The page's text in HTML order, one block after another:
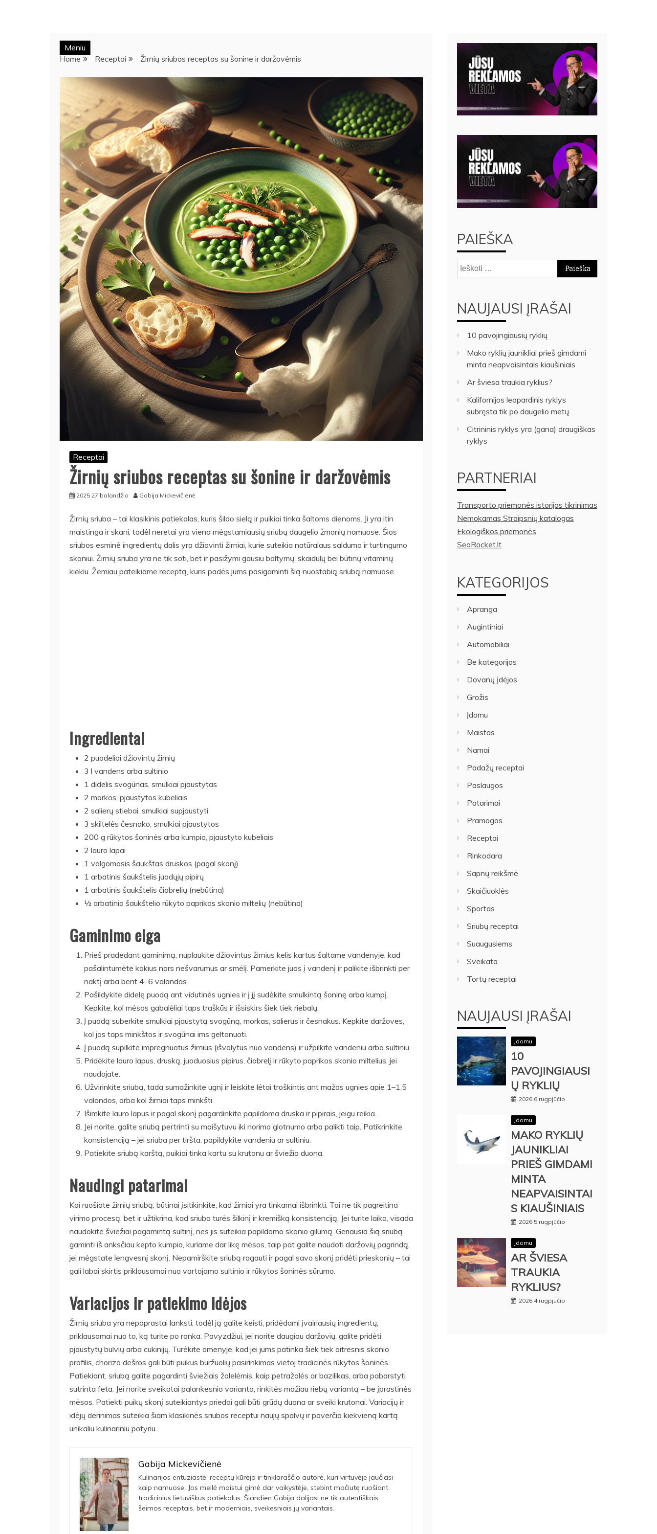
Meniu
Home
Receptai Žirnių sriubos receptas su šonine ir daržovėmis
Receptai
Žirnių sriubos receptas su šonine ir daržovėmis
2025 27 balandžio Gabija Mickevičienė
Žirnių sriuba – tai klasikinis patiekalas, kuris šildo sielą ir puikiai tinka šaltoms dienoms. Ji yra itin
maistinga ir skani, todėl neretai yra viena mėgstamiausių sriubų daugelio žmonių namuose. Šios
sriubos esminė ingredientų dalis yra džiovinti žirniai, kurie suteikia natūralaus saldumo ir turtingumo
skoniui. Žirnių sriuba yra ne tik soti, bet ir pasižymi gausiu baltymų, skaidulų bei būtinų vitaminų
kiekiu. Žemiau pateikiame receptą, kuris padės jums pasigaminti šią nuostabią sriubą namuose.
Ingredientai
2 puodeliai džiovintų žirnių
3 l vandens arba sultinio
1 didelis svogūnas, smulkiai pjaustytas
2 morkos, pjaustytos kubeliais
2 salierų stiebai, smulkiai supjaustyti
3 skiltelės česnako, smulkiai pjaustytos
200 g rūkytos šoninės arba kumpio, pjaustyto kubeliais
2 lauro lapai
1 valgomasis šaukštas druskos (pagal skonį)
1 arbatinis šaukštelis juodųjų pipirų
1 arbatinis šaukštelis čiobrelių (nebūtina)
½ arbatinio šaukštelio rūkyto paprikos skonio miltelių (nebūtina)
Gaminimo eiga
Prieš pradedant gaminimą, nuplaukite džiovintus žirnius kelis kartus šaltame vandenyje, kad
pašalintumėte kokius nors nešvarumus ar smėlį. Pamerkite juos į vandenį ir palikite išbrinkti per
naktį arba bent 4–6 valandas.
Pašildykite didelę puodą ant vidutinės ugnies ir į jį sudėkite smulkintą šoninę arba kumpį.
Kepkite, kol mėsos gabalėliai taps traškūs ir išsiskirs šiek tiek riebalų.
Į puodą suberkite smulkiai pjaustytą svogūną, morkas, salierus ir česnakus. Kepkite daržoves,
kol jos taps minkštos ir svogūnai ims geltonuoti.
Į puodą supilkite impregnuotus žirnius (išvalytus nuo vandens) ir užpilkite vandeniu arba sultiniu.
Pridėkite lauro lapus, druską, juoduosius pipirus, čiobrelį ir rūkyto paprikos skonio miltelius, jei
naudojate.
Užvirinkite sriubą, tada sumažinkite ugnį ir leiskite lėtai troškintis ant mažos ugnies apie 1–1,5
valandos, arba kol žirniai taps minkšti.
Išimkite lauro lapus ir pagal skonį pagardinkite papildoma druska ir pipirais, jeigu reikia.
Jei norite, galite sriubą pertrinti su maišytuvu iki norimo glotnumo arba palikti taip. Patikrinkite
konsistenciją – jei sriuba per tiršta, papildykite vandeniu ar sultiniu.
Patiekite sriubą karštą, puikiai tinka kartu su krutonu ar šviežia duona.
Naudingi patarimai
Kai ruošiate žirnių sriubą, būtinai įsitikinkite, kad žirniai yra tinkamai išbrinkti. Tai ne tik pagreitina
virimo procesą, bet ir užtikrina, kad sriuba turės šilkinį ir kremišką konsistenciją. Jei turite laiko, visada
naudokite šviežiai pagamintą sultinį, nes jis suteikia papildomo skonio gilumą. Geriausia šią sriubą
gaminti iš anksčiau kepto kumpio, kuriame dar likę mėsos, taip pat galite naudoti daržovių pagrindą,
jei mėgstate lengvesnį skonį. Nepamirškite sriubą ragauti ir pagal savo skonį pridėti prieskonių – tai
gali labai skirtis priklausomai nuo vartojamo sultinio ir rūkytos šoninės sūrumo.
Variacijos ir patiekimo idėjos
Žirnių sriuba yra nepaprastai lanksti, todėl ją galite keisti, pridėdami įvairiausių ingredientų,
priklausomai nuo to, ką turite po ranka. Pavyzdžiui, jei norite daugiau daržovių, galite pridėti
pjaustytų bulvių arba cukinijų. Turėkite omenyje, kad jei jums patinka šiek tiek aitresnis skonio
profilis, chorizo dešros gali būti puikus buržuolių pasirinkimas vietoj tradicinės rūkytos šoninės.
Patiekiant, sriubą galite pagardinti šviežiais žolelėmis, kaip petražolės ar bazilikas, arba pabarstyti
sutrinta feta. Jei norite sveikatai palankesnio varianto, rinkitės mažiau riebų variantą – be įprastinės
mėsos. Patiekti puikų skonį suteikiantys priedai gali būti grūdų duona ar sveiki krutonai. Variacijų ir
idėjų derinimas suteikia šiam klasikinės sriubos receptui naujų spalvų ir paverčia kiekvieną kartą
unikaliu kulinariniu potyriu.
Gabija Mickevičienė
Kulinarijos entuziastė, receptų kūrėja ir tinklaraščio autorė, kuri virtuvėje jaučiasi
kaip namuose. Jos meilė maistui gimė dar vaikystėje, stebint močiutę ruošiant
tradicinius lietuviškus patiekalus. Šiandien Gabija dalijasi ne tik autentiškais
šeimos receptais, bet ir moderniais, sveikesniais jų variantais.
PAIEŠKA
Ieškoti:
NAUJAUSI ĮRAŠAI
10 pavojingiausių ryklių
Mako ryklių jaunikliai prieš gimdami
minta neapvaisintais kiaušiniais
Ar šviesa traukia ryklius?
Kalifornijos leopardinis ryklys
subręsta tik po daugelio metų
Citrininis ryklys yra (gana) draugiškas
ryklys
PARTNERIAI
Transporto priemonės istorijos tikrinimas
Nemokamas Straipsnių katalogas
Ekologiškos priemonės
SeoRocket.lt
KATEGORIJOS
Apranga
Augintiniai
Automobiliai
Be kategorijos
Dovanų įdėjos
Grožis
Įdomu
Maistas
Namai
Padažų receptai
Paslaugos
Patarimai
Pramogos
Receptai
Rinkodara
Sapnų reikšmė
Skaičiuoklės
Sportas
Sriubų receptai
Suaugusiems
Sveikata
Tortų receptai
NAUJAUSI ĮRAŠAI
Įdomu
10
PAVOJINGIAUSI
Ų RYKLIŲ
2026 6 rugpjūčio
Įdomu
MAKO RYKLIŲ
JAUNIKLIAI
PRIEŠ GIMDAMI
MINTA
NEAPVAISINTAI
S KIAUŠINIAIS
2026 5 rugpjūčio
Įdomu
AR ŠVIESA
TRAUKIA
RYKLIUS?
2026 4 rugpjūčio